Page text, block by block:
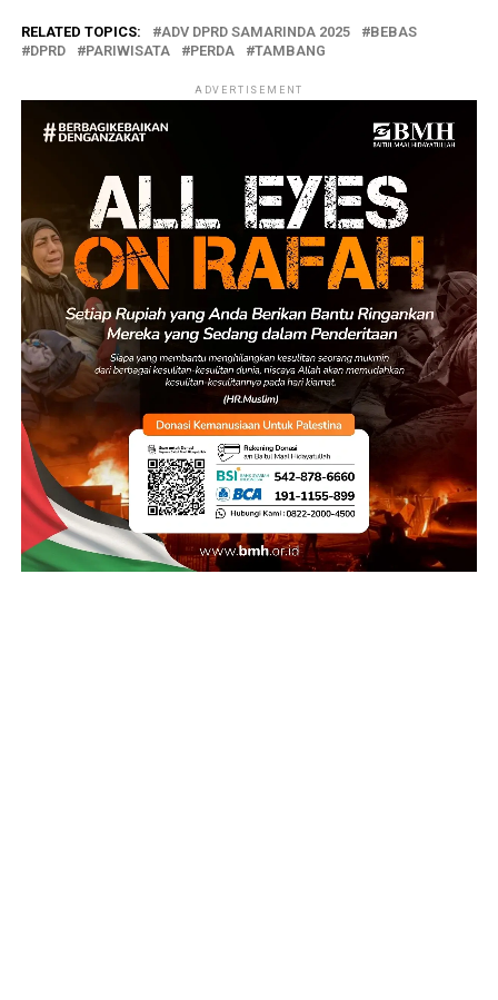
RELATED TOPICS: ADV DPRD SAMARINDA 2025
BEBAS
DPRD
PARIWISATA PERDA TAMBANG
ADVERTISEMENT